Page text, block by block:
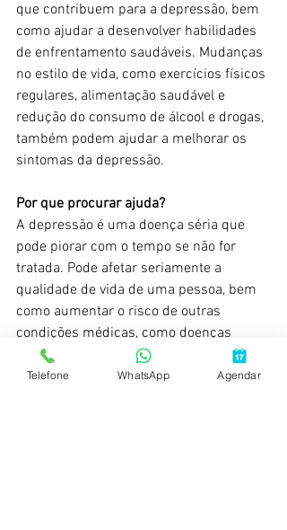
que contribuem para a depressão, bem
como ajudar a desenvolver habilidades
de enfrentamento saudáveis. Mudanças
no estilo de vida, como exercícios físicos
regulares, alimentação saudável e
redução do consumo de álcool e drogas,
também podem ajudar a melhorar os
sintomas da depressão.
Por que procurar ajuda?
A depressão é uma doença séria que
pode piorar com o tempo se não for
tratada. Pode afetar seriamente a
qualidade de vida de uma pessoa, bem
como aumentar o risco de outras
condições médicas, como doenças
cardíacas e diabetes. Procurar ajuda o
mais cedo possível pode ajudar a
Telefone WhatsApp Agendar